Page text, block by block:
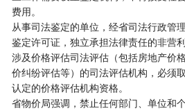
费用。
从事司法鉴定的单位，经省司法行政管
鉴定许可证，独立承担法律责任的非营
涉及价格评估司法评估（包括房地产价
价纠纷评估等）的司法评估机构，必须
认定的价格评估机构资格。
省物价局强调，禁止任何部门、单位和